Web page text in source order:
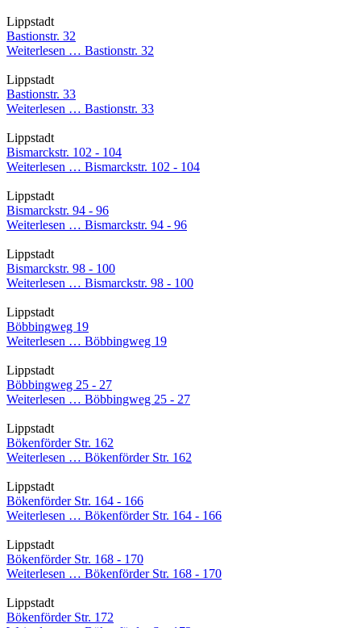
Lippstadt
Bastionstr. 32
Weiterlesen … Bastionstr. 32
Lippstadt
Bastionstr. 33
Weiterlesen … Bastionstr. 33
Lippstadt
Bismarckstr. 102 - 104
Weiterlesen … Bismarckstr. 102 - 104
Lippstadt
Bismarckstr. 94 - 96
Weiterlesen … Bismarckstr. 94 - 96
Lippstadt
Bismarckstr. 98 - 100
Weiterlesen … Bismarckstr. 98 - 100
Lippstadt
Böbbingweg 19
Weiterlesen … Böbbingweg 19
Lippstadt
Böbbingweg 25 - 27
Weiterlesen … Böbbingweg 25 - 27
Lippstadt
Bökenförder Str. 162
Weiterlesen … Bökenförder Str. 162
Lippstadt
Bökenförder Str. 164 - 166
Weiterlesen … Bökenförder Str. 164 - 166
Lippstadt
Bökenförder Str. 168 - 170
Weiterlesen … Bökenförder Str. 168 - 170
Lippstadt
Bökenförder Str. 172